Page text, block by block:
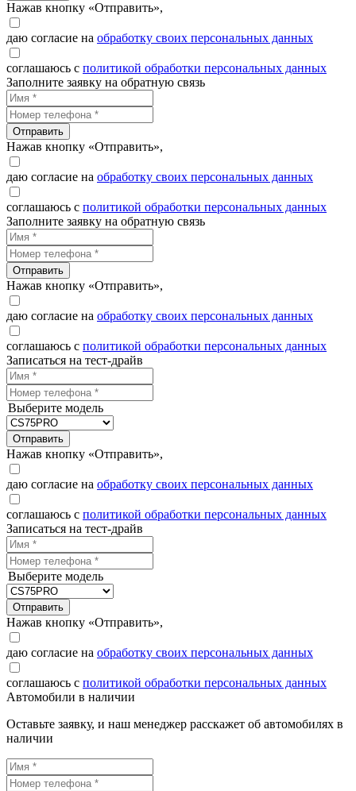
Нажав кнопку «Отправить»,
даю согласие на обработку своих персональных данных
соглашаюсь с политикой обработки персональных данных
Заполните заявку на обратную связь
Отправить
Нажав кнопку «Отправить»,
даю согласие на обработку своих персональных данных
соглашаюсь с политикой обработки персональных данных
Заполните заявку на обратную связь
Отправить
Нажав кнопку «Отправить»,
даю согласие на обработку своих персональных данных
соглашаюсь с политикой обработки персональных данных
Записаться на тест-драйв
Выберите модель
Отправить
Нажав кнопку «Отправить»,
даю согласие на обработку своих персональных данных
соглашаюсь с политикой обработки персональных данных
Записаться на тест-драйв
Выберите модель
Отправить
Нажав кнопку «Отправить»,
даю согласие на обработку своих персональных данных
соглашаюсь с политикой обработки персональных данных
Автомобили в наличии
Оставьте заявку, и наш менеджер расскажет об автомобилях в
наличии